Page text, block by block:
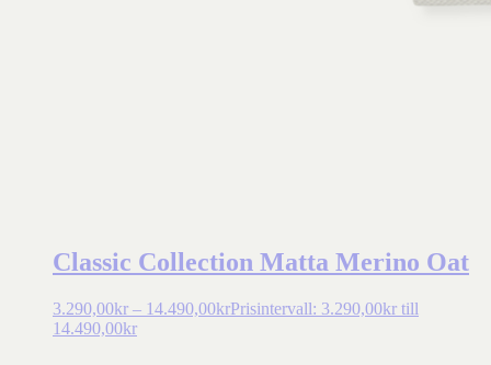
Classic Collection Matta Merino Oat
3.290,00kr – 14.490,00krPrisintervall: 3.290,00kr till
14.490,00kr